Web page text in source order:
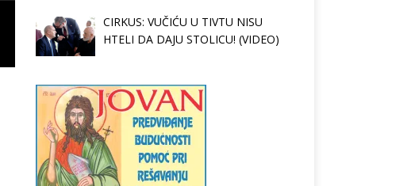
CIRKUS: VUČIĆU U TIVTU NISU
HTELI DA DAJU STOLICU! (VIDEO)